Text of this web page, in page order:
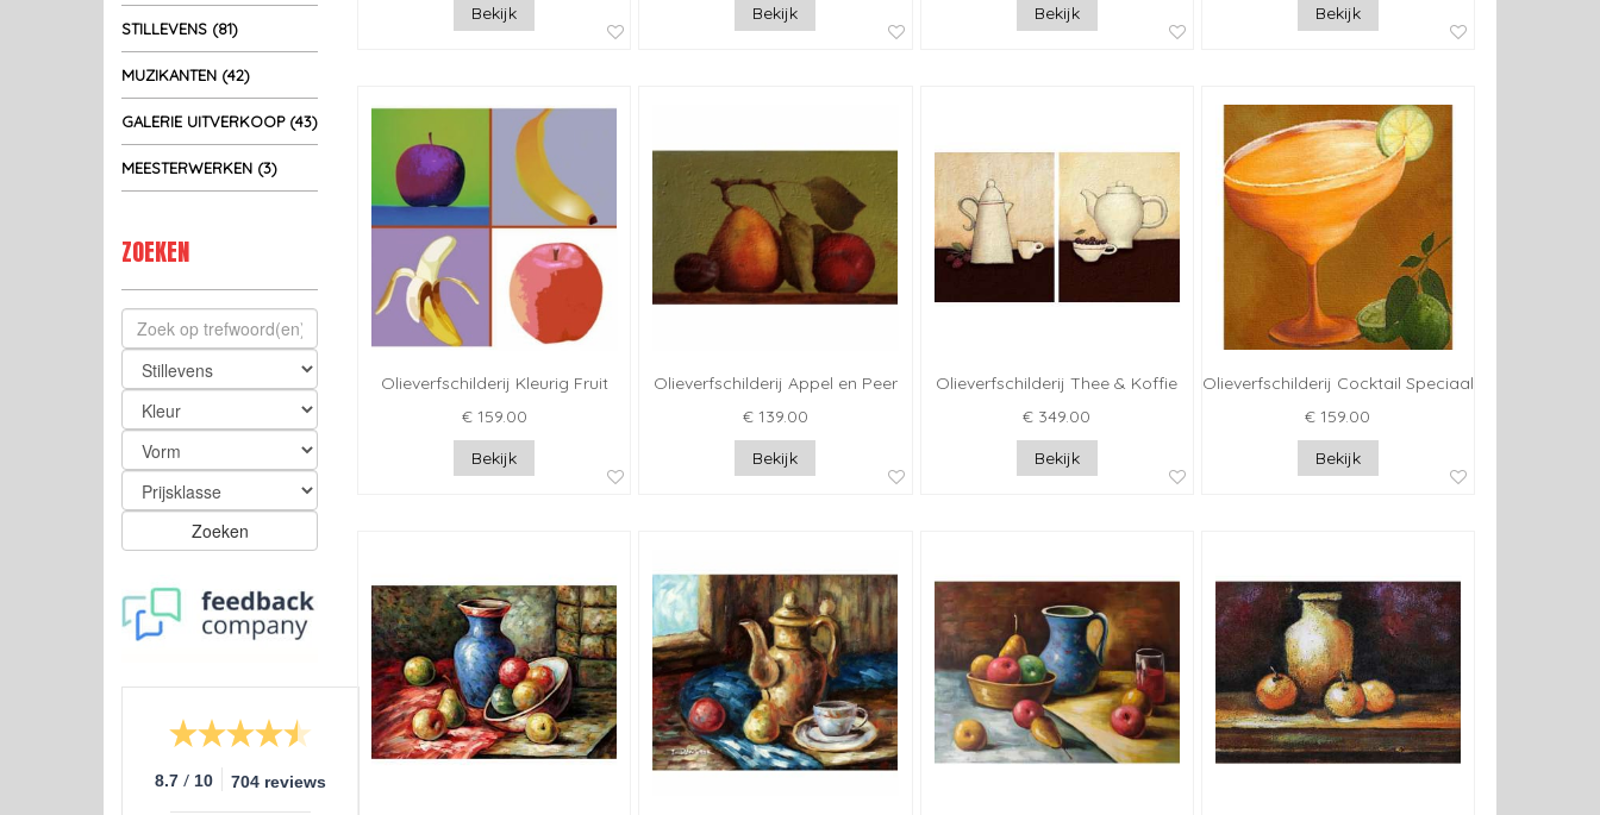
STILLEVENS (81)
MUZIKANTEN (42)
GALERIE UITVERKOOP (43)
MEESTERWERKEN (3)
ZOEKEN
Zoeken
8.7 / 10 704 reviews
Bekijk
Bekijk
Bekijk
Bekijk
Olieverfschilderij Kleurig Fruit
€ 159.00
Bekijk
Olieverfschilderij Appel en Peer
€ 139.00
Bekijk
Olieverfschilderij Thee & Koffie
€ 349.00
Bekijk
Olieverfschilderij Cocktail Speciaal
€ 159.00
Bekijk